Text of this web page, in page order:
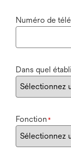
Numéro de
Dans quel
Fonction *